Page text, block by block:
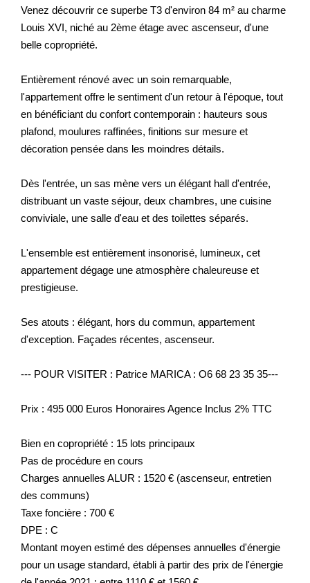
Venez découvrir ce superbe T3 d'environ 84 m² au charme
Louis XVI, niché au 2ème étage avec ascenseur, d'une
belle copropriété.
Entièrement rénové avec un soin remarquable,
l'appartement offre le sentiment d'un retour à l'époque, tout
en bénéficiant du confort contemporain : hauteurs sous
plafond, moulures raffinées, finitions sur mesure et
décoration pensée dans les moindres détails.
Dès l'entrée, un sas mène vers un élégant hall d'entrée,
distribuant un vaste séjour, deux chambres, une cuisine
conviviale, une salle d'eau et des toilettes séparés.
L'ensemble est entièrement insonorisé, lumineux, cet
appartement dégage une atmosphère chaleureuse et
prestigieuse.
Ses atouts : élégant, hors du commun, appartement
d'exception. Façades récentes, ascenseur.
--- POUR VISITER : Patrice MARICA : O6 68 23 35 35---
Prix : 495 000 Euros Honoraires Agence Inclus 2% TTC
Bien en copropriété : 15 lots principaux
Pas de procédure en cours
Charges annuelles ALUR : 1520 € (ascenseur, entretien
des communs)
Taxe foncière : 700 €
DPE : C
Montant moyen estimé des dépenses annuelles d'énergie
pour un usage standard, établi à partir des prix de l'énergie